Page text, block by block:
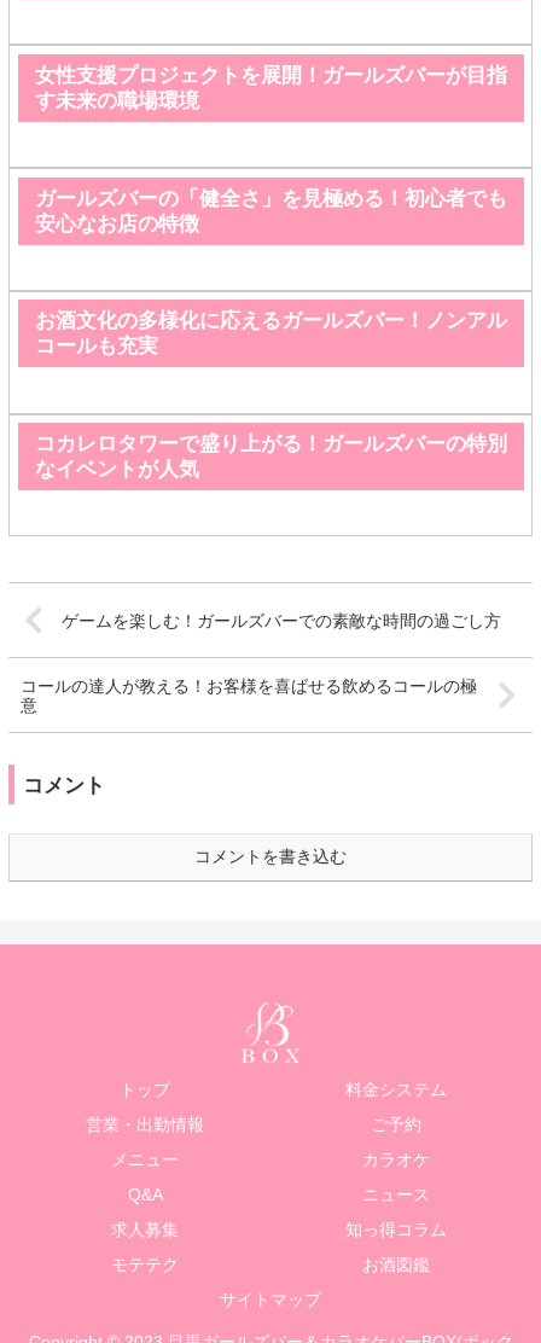
女性支援プロジェクトを展開！ガールズバーが目指
す未来の職場環境
ガールズバーの「健全さ」を見極める！初心者でも
安心なお店の特徴
お酒文化の多様化に応えるガールズバー！ノンアル
コールも充実
コカレロタワーで盛り上がる！ガールズバーの特別
なイベントが人気
ゲームを楽しむ！ガールズバーでの素敵な時間の過ごし方
コールの達人が教える！お客様を喜ばせる飲めるコールの極
意
コメント
コメントを書き込む
トップ
料金システム
営業・出勤情報
ご予約
メニュー
カラオケ
Q&A
ニュース
求人募集
知っ得コラム
モテテク
お酒図鑑
サイトマップ